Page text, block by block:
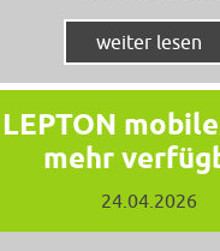
weiter lesen
LEPTON
mehr
24.04.2026